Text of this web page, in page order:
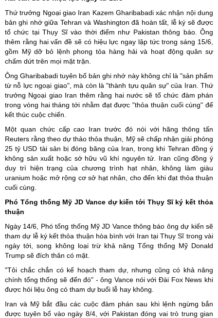
Thứ trưởng Ngoại giao Iran Kazem Gharibabadi xác nhận nội dung
bản ghi nhớ giữa Tehran và Washington đã hoàn tất, lễ ký sẽ được
tổ chức tại Thụy Sĩ vào thời điểm như Pakistan thông báo. Ông
thêm rằng hai vấn đề sẽ có hiệu lực ngay lập tức trong sáng 15/6,
gồm Mỹ dỡ bỏ lệnh phong tỏa hàng hải và hoạt động quân sự
chấm dứt trên mọi mặt trận.
Ông Gharibabadi tuyên bố bản ghi nhớ này không chỉ là "sản phẩm
từ nỗ lực ngoại giao", mà còn là "thành tựu quân sự" của Iran. Thứ
trưởng Ngoại giao Iran thêm rằng hai nước sẽ tổ chức đàm phán
trong vòng hai tháng tới nhằm đạt được "thỏa thuận cuối cùng" để
kết thúc cuộc chiến.
Một quan chức cấp cao Iran trước đó nói với hãng thông tấn
Reuters rằng theo dự thảo thỏa thuận, Mỹ sẽ chấp nhận giải phóng
25 tỷ USD tài sản bị đóng băng của Iran, trong khi Tehran đồng ý
không sản xuất hoặc sở hữu vũ khí nguyên tử. Iran cũng đồng ý
duy trì hiện trạng của chương trình hạt nhân, không làm giàu
uranium hoặc mở rộng cơ sở hạt nhân, cho đến khi đạt thỏa thuận
cuối cùng.
Phó Tổng thống Mỹ JD Vance dự kiến tới Thụy Sĩ ký kết thỏa
thuận
Ngày 14/6, Phó tổng thống Mỹ JD Vance thông báo ông dự kiến sẽ
tham dự lễ ký kết thỏa thuận hòa bình với Iran tại Thụy Sĩ trong vài
ngày tới, song không loại trừ khả năng Tổng thống Mỹ Donald
Trump sẽ đích thân có mặt.
"Tôi chắc chắn có kế hoạch tham dự, nhưng cũng có khả năng
chính tổng thống sẽ đến đó" - ông Vance nói với Đài Fox News khi
được hỏi liệu ông có tham dự buổi lễ hay không.
Iran và Mỹ bắt đầu các cuộc đàm phán sau khi lệnh ngừng bắn
được tuyên bố vào ngày 8/4, với Pakistan đóng vai trò trung gian